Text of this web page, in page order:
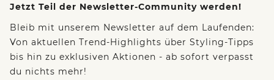
Jetzt Teil der Newsletter-Community werden!
Bleib mit unserem Newsletter auf dem Laufenden:
Von aktuellen Trend-Highlights über Styling-Tipps
bis hin zu exklusiven Aktionen - ab sofort verpasst
du nichts mehr!